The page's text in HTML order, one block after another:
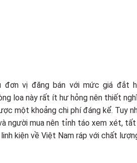
vị đăng bán với mức giá đắt
loa này rất ít hư hỏng nên thiết
một khoảng chi phí đáng kể. Tuy
người mua nên tỉnh táo xem xét,
kiện về Việt Nam ráp với chất